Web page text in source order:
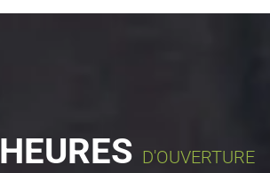
HEURES D'OUVERTURE